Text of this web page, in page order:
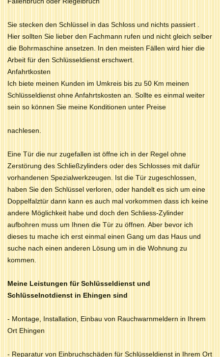
Sie stecken den Schlüssel in das Schloss und nichts passiert .
Hier sollten Sie lieber den Fachmann rufen und nicht gleich selber
die Bohrmaschine ansetzen. In den meisten Fällen wird hier die
Arbeit für den Schlüsseldienst erschwert.
Anfahrtkosten
Ich biete meinen Kunden im Umkreis bis zu 50 Km meinen
Schlüsseldienst ohne Anfahrtskosten an. Sollte es einmal weiter
sein so können Sie meine Konditionen unter Preise
nachlesen.
Eine Tür die nur zugefallen ist öffne ich in der Regel ohne
Zerstörung des Schließzylinders oder des Schlosses mit dafür
vorhandenen Spezialwerkzeugen. Ist die Tür zugeschlossen,
haben Sie den Schlüssel verloren, oder handelt es sich um eine
Doppelfalztür dann kann es auch mal vorkommen dass ich keine
andere Möglichkeit habe und doch den Schliess-Zylinder
aufbohren muss um Ihnen die Tür zu öffnen. Aber bevor ich
dieses tu mache ich erst einmal einen Gang um das Haus und
suche nach einen anderen Lösung um in die Wohnung zu
kommen.
Meine Leistungen für Schlüsseldienst und
Schlüsselnotdienst in Ehingen sind
- Montage, Installation, Einbau von Rauchwarnmeldern in Ihrem
Ort Ehingen
- Reparatur von Einbruchschäden für Schlüsseldienst in Ihrem Ort